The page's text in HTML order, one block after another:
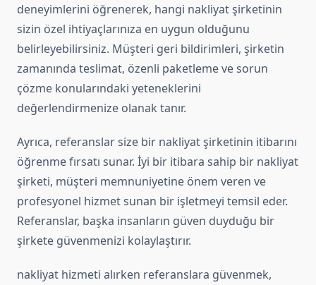
deneyimlerini öğrenerek, hangi nakliyat şirketinin
sizin özel ihtiyaçlarınıza en uygun olduğunu
belirleyebilirsiniz. Müşteri geri bildirimleri, şirketin
zamanında teslimat, özenli paketleme ve sorun
çözme konularındaki yeteneklerini
değerlendirmenize olanak tanır.
Ayrıca, referanslar size bir nakliyat şirketinin itibarını
öğrenme fırsatı sunar. İyi bir itibara sahip bir nakliyat
şirketi, müşteri memnuniyetine önem veren ve
profesyonel hizmet sunan bir işletmeyi temsil eder.
Referanslar, başka insanların güven duyduğu bir
şirkete güvenmenizi kolaylaştırır.
nakliyat hizmeti alırken referanslara güvenmek,